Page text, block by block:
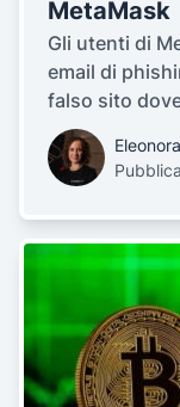
MetaMask
Gli utenti di
email di
falso sito